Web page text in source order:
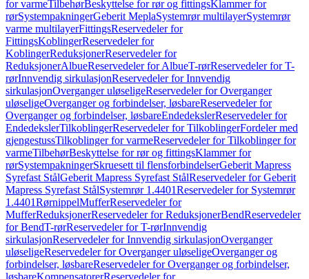
for varmeTilbehørBeskyttelse for rør og fittingsKlammer for
rørSystempakningerGeberit MeplaSystemrør multilayerSystemrør
varme multilayerFittingsReservedeler for
FittingsKoblingerReservedeler for
KoblingerReduksjonerReservedeler for
ReduksjonerAlbueReservedeler for AlbueT-rørReservedeler for T-
rørInnvendig sirkulasjonReservedeler for Innvendig
sirkulasjonOverganger uløseligeReservedeler for Overganger
uløseligeOverganger og forbindelser, løsbareReservedeler for
Overganger og forbindelser, løsbareEndedekslerReservedeler for
EndedekslerTilkoblingerReservedeler for TilkoblingerFordeler med
gjengestussTilkoblinger for varmeReservedeler for Tilkoblinger for
varmeTilbehørBeskyttelse for rør og fittingsKlammer for
rørSystempakningerSkruesett til flensforbindelserGeberit Mapress
Syrefast StålGeberit Mapress Syrefast StålReservedeler for Geberit
Mapress Syrefast StålSystemrør 1.4401Reservedeler for Systemrør
1.4401RørnippelMufferReservedeler for
MufferReduksjonerReservedeler for ReduksjonerBendReservedeler
for BendT-rørReservedeler for T-rørInnvendig
sirkulasjonReservedeler for Innvendig sirkulasjonOverganger
uløseligeReservedeler for Overganger uløseligeOverganger og
forbindelser, løsbareReservedeler for Overganger og forbindelser,
løsbareKompensatorerReservedeler for